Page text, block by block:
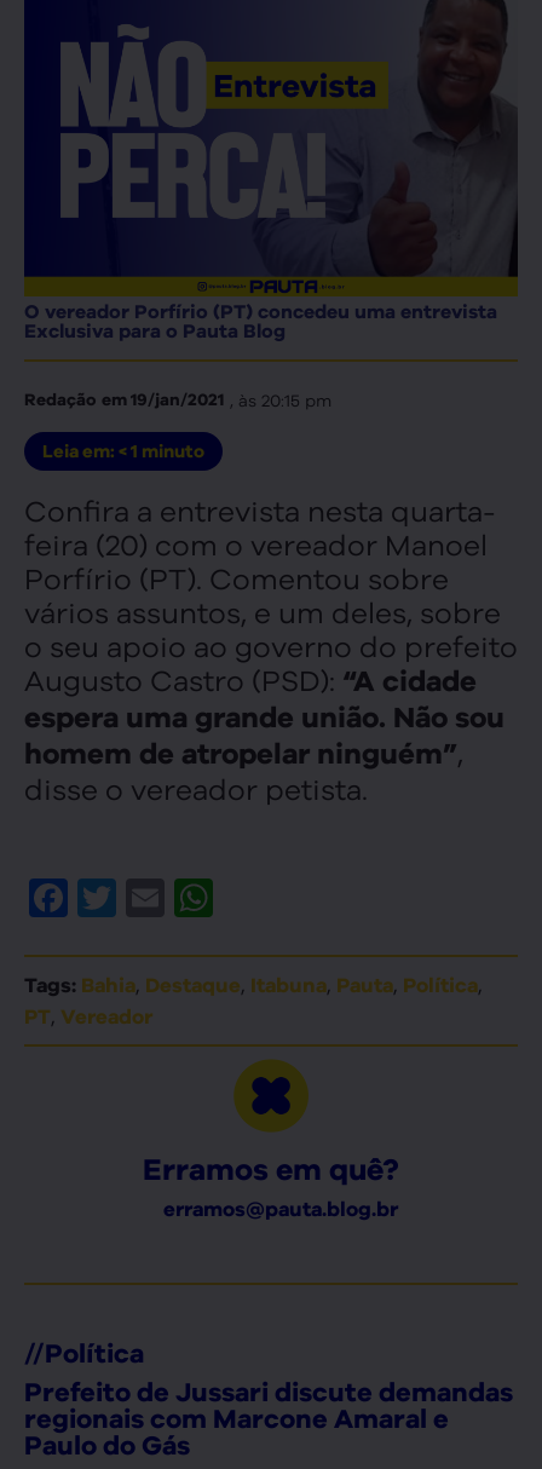
O vereador Porfírio (PT) concedeu uma entrevista
Exclusiva para o Pauta Blog
Redação em19/jan/2021 , às 20:15 pm
Leia em: < 1 minuto
Confira a entrevista nesta quarta-
feira (20) com o vereador Manoel
Porfírio (PT). Comentou sobre
vários assuntos, e um deles, sobre
o seu apoio ao governo do prefeito
Augusto Castro (PSD): “A cidade
espera uma grande união. Não sou
homem de atropelar ninguém”,
disse o vereador petista.
Facebook
Twitter
Email
Tags: Bahia, Destaque, Itabuna, Pauta, Política,
PT, Vereador
Erramos em quê?
erramos@pauta.blog.br
//Política
Prefeito de Jussari discute demandas
regionais com Marcone Amaral e
Paulo do Gás